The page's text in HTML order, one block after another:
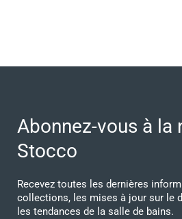
Abonnez-vous à la
Stocco
Recevez toutes les dernières
collections, les mises à jour sur le
les tendances de la salle de bains.